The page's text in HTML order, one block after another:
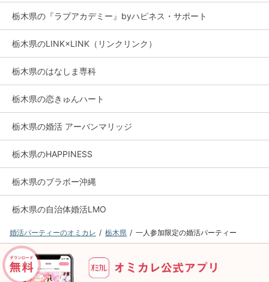
栃木県の『ラブアカデミー』byハピネス・サポート
栃木県のLINK×LINK（リンクリンク）
栃木県のはなしま専科
栃木県の恋きゅんハート
栃木県の婚活 アーバンマリッジ
栃木県のHAPPINESS
栃木県のブラボー沖縄
栃木県の自治体婚活LMO
婚活パーティーのオミカレ 栃木県 一人参加限定の婚活パーティー